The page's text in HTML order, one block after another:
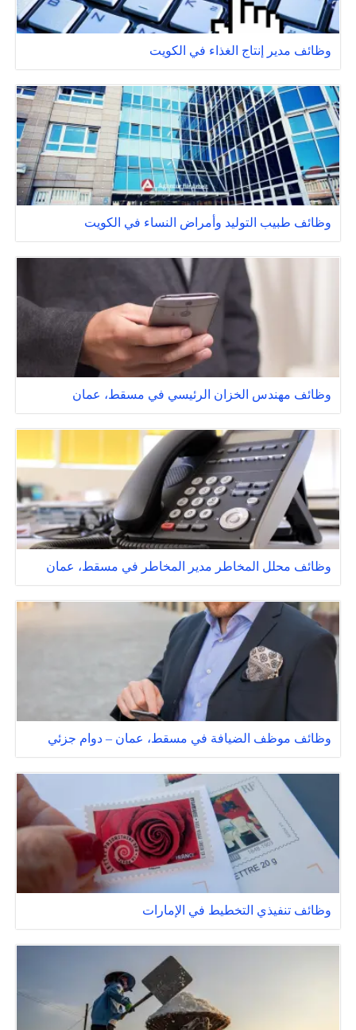
وظائف مدير إنتاج الغذاء في الكويت
وظائف طبيب التوليد وأمراض النساء في الكويت
وظائف مهندس الخزان الرئيسي في مسقط، عمان
وظائف محلل المخاطر مدير المخاطر في مسقط، عمان
وظائف موظف الضيافة في مسقط، عمان – دوام جزئي
وظائف تنفيذي التخطيط في الإمارات